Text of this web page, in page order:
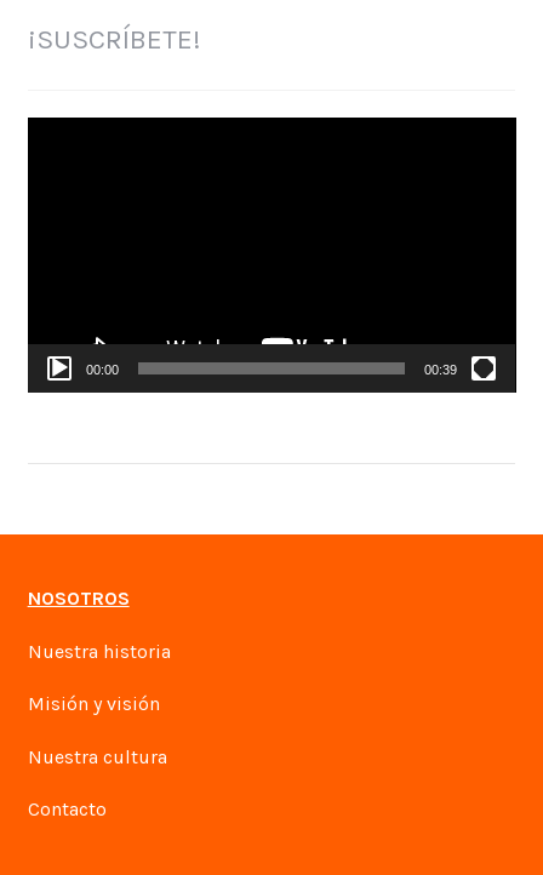
¡SUSCRÍBETE!
00:00 00:39
NOSOTROS
Nuestra historia
Misión y visión
Nuestra cultura
Contacto